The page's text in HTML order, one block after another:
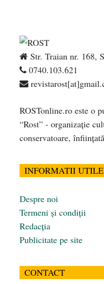
Str. Traian nr. 168,
0740.103.621
ROSTonline.ro este o
“Rost” - organizaţie
conservatoare,
INFORMATII UTILE
Despre noi
Termeni și condiții
Redacția
Publicitate pe site
CONTACT